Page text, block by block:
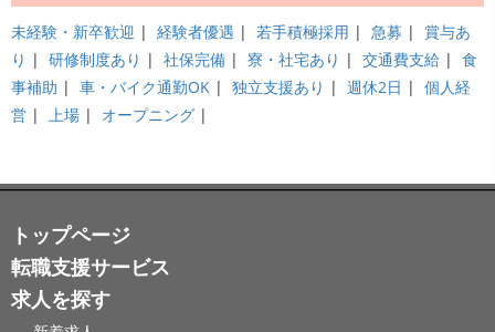
未経験・新卒歓迎 | 経験者優遇 | 若手積極採用 | 急募 | 賞与あ
り | 研修制度あり | 社保完備 | 寮・社宅あり | 交通費支給 | 食
事補助 | 車・バイク通勤OK | 独立支援あり | 週休2日 | 個人経
営 | 上場 | オープニング |
トップページ
転職支援サービス
求人を探す